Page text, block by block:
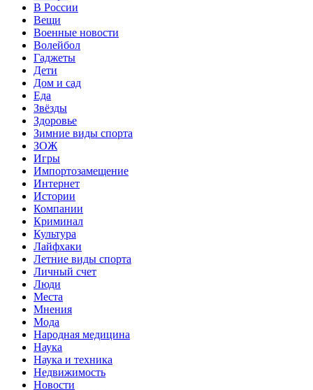
В России
Вещи
Военные новости
Волейбол
Гаджеты
Дети
Дом и сад
Еда
Звёзды
Здоровье
Зимние виды спорта
ЗОЖ
Игры
Импортозамещение
Интернет
Истории
Компании
Криминал
Культура
Лайфхаки
Летние виды спорта
Личный счет
Люди
Места
Мнения
Мода
Народная медицина
Наука
Наука и техника
Недвижимость
Новости